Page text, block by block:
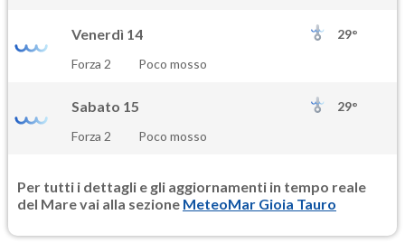
Venerdì 14
29°
Forza 2
Poco mosso
Sabato 15
29°
Forza 2
Poco mosso
Per tutti i dettagli e gli aggiornamenti in tempo reale
del Mare vai alla sezione MeteoMar Gioia Tauro